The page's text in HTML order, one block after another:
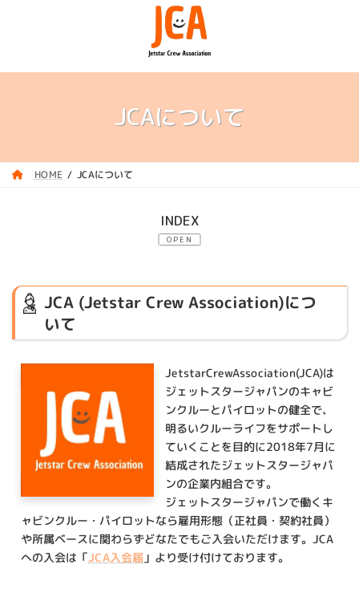
ツ
シ
JCAについて
HOME JCAについて
OPEN
2. JCAに関するQ&A
JCA アンケート
4.JCA への寄付についてのお願い
JCA (Jetstar Crew Association)につ
いて
JetstarCrewAssociation(JCA)は
ジェットスタージャパンのキャビ
ンクルーとパイロットの健全で、
明るいクルーライフをサポートし
ていくことを目的に2018年7月に
結成されたジェットスタージャパ
ンの企業内組合です。
ジェットスタージャパンで働くキ
ャビンクルー・パイロットなら雇用形態（正社員・契約社員）
や所属ベースに関わらずどなたでもご入会いただけます。JCA
への入会は「JCA入会届 」より受け付けております。